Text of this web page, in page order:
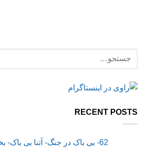
RECENT POSTS
62- بی باک در جنگ- آتنا بی باک- بخش سوم